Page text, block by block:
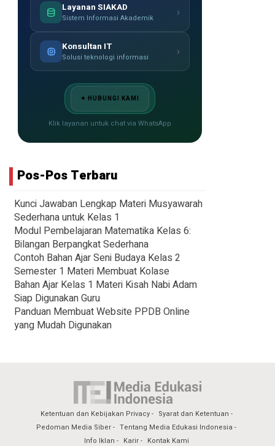
Layanan SIAKAD
Sistem Informasi Akademik ›
Konsultan IT
Solusi teknologi informasi ›
✦ HUBUNGI KAMI
Klik layanan untuk chat via WhatsApp
Pos-Pos Terbaru
Kunci Jawaban Lengkap Materi Musyawarah
Sederhana untuk Kelas 1
Modul Pembelajaran Matematika Kelas 6:
Bilangan Berpangkat Sederhana
Contoh Bahan Ajar Seni Budaya Kelas 2
Semester 1 Materi Membuat Kolase
Bahan Ajar Kelas 1 Materi Kisah Nabi Adam
Siap Digunakan Guru
Panduan Membuat Website PPDB Online
yang Mudah Digunakan
Ketentuan dan Kebijakan Privacy
Syarat dan Ketentuan
Pedoman Media Siber
Tentang Media Edukasi Indonesia
Info Iklan
Karir Kontak Kami